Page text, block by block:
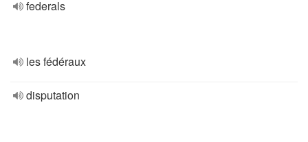
federals
les fédéraux
disputation